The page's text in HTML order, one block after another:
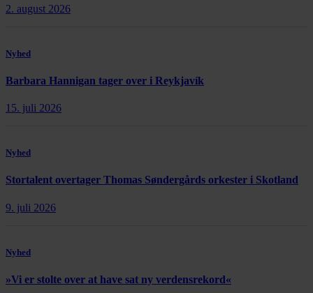
2. august 2026
Nyhed
Barbara Hannigan tager over i Reykjavík
15. juli 2026
Nyhed
Stortalent overtager Thomas Søndergårds orkester i Skotland
9. juli 2026
Nyhed
»Vi er stolte over at have sat ny verdensrekord«